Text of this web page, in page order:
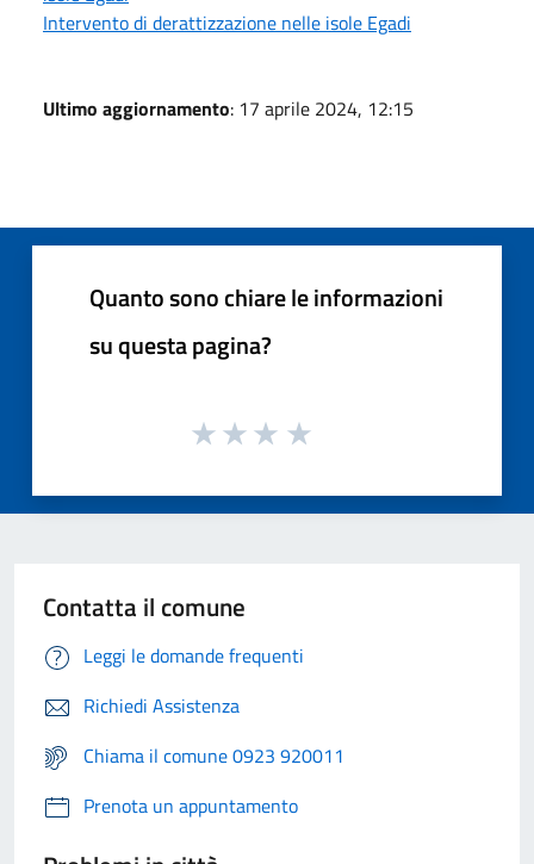
Intervento di derattizzazione nelle isole Egadi
Ultimo aggiornamento: 17 aprile 2024, 12:15
Quanto sono chiare le informazioni
su questa pagina?
Contatta il comune
Leggi le domande frequenti
Richiedi Assistenza
Chiama il comune 0923 920011
Prenota un appuntamento